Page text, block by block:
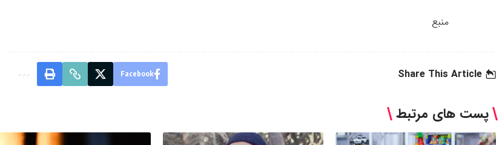
منبع
Share This Article
Facebook
پست های مرتبط